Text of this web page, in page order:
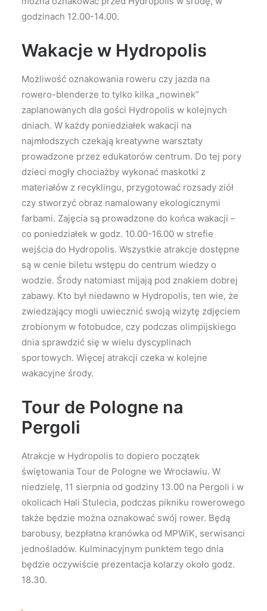
godzinach 12.00-14.00.
Wakacje w Hydropolis
Możliwość oznakowania roweru czy jazda na
rowero-blenderze to tylko kilka „nowinek”
zaplanowanych dla gości Hydropolis w kolejnych
dniach. W każdy poniedziałek wakacji na
najmłodszych czekają kreatywne warsztaty
prowadzone przez edukatorów centrum. Do tej pory
dzieci mogły chociażby wykonać maskotki z
materiałów z recyklingu, przygotować rozsady ziół
czy stworzyć obraz namalowany ekologicznymi
farbami. Zajęcia są prowadzone do końca wakacji –
co poniedziałek w godz. 10.00-16.00 w strefie
wejścia do Hydropolis. Wszystkie atrakcje dostępne
są w cenie biletu wstępu do centrum wiedzy o
wodzie. Środy natomiast mijają pod znakiem dobrej
zabawy. Kto był niedawno w Hydropolis, ten wie, że
zwiedzający mogli uwiecznić swoją wizytę zdjęciem
zrobionym w fotobudce, czy podczas olimpijskiego
dnia sprawdzić się w wielu dyscyplinach
sportowych. Więcej atrakcji czeka w kolejne
wakacyjne środy.
Tour de Pologne na
Pergoli
Atrakcje w Hydropolis to dopiero początek
świętowania Tour de Pologne we Wrocławiu. W
niedzielę, 11 sierpnia od godziny 13.00 na Pergoli i w
okolicach Hali Stulecia, podczas pikniku rowerowego
także będzie można oznakować swój rower. Będą
barobusy, bezpłatna kranówka od MPWiK, serwisanci
jednośladów. Kulminacyjnym punktem tego dnia
będzie oczywiście prezentacja kolarzy około godz.
18.30.